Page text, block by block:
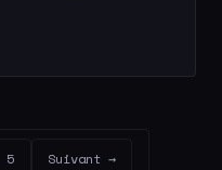
5 Suivant →